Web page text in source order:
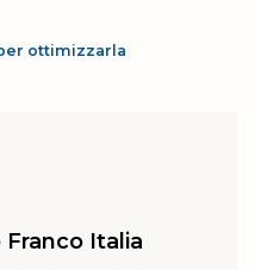
ottimizzarla
Italia